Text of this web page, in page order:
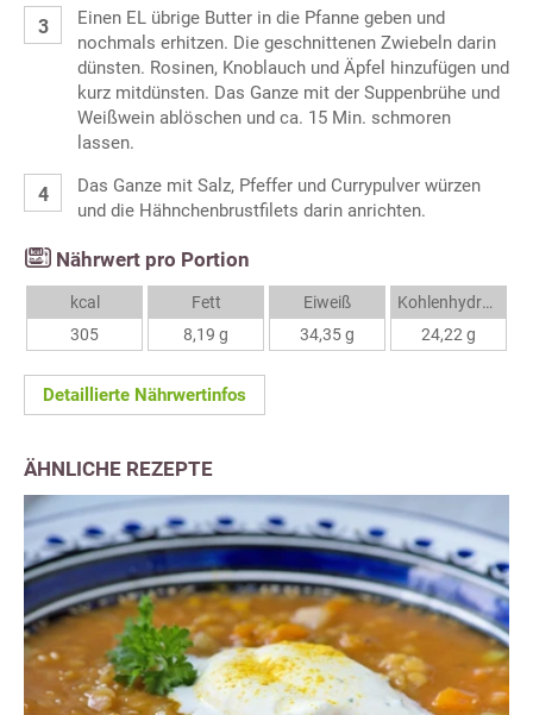
Einen EL übrige Butter in die Pfanne geben und
nochmals erhitzen. Die geschnittenen Zwiebeln darin
dünsten. Rosinen, Knoblauch und Äpfel hinzufügen und
kurz mitdünsten. Das Ganze mit der Suppenbrühe und
Weißwein ablöschen und ca. 15 Min. schmoren
lassen.
Das Ganze mit Salz, Pfeffer und Currypulver würzen
und die Hähnchenbrustfilets darin anrichten.
Nährwert pro Portion
kcal
305
Fett
8,19 g
Eiweiß
34,35 g
Kohlenhydrate
24,22 g
Detaillierte Nährwertinfos
ÄHNLICHE REZEPTE